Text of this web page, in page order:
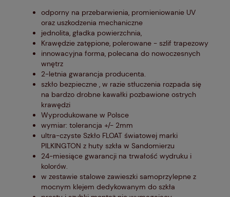
odporny na przebarwienia, promieniowanie UV
oraz uszkodzenia mechaniczne
jednolita, gładka powierzchnia,
Krawędzie zatępione, polerowane - szlif trapezowy
innowacyjna forma, polecana do nowoczesnych
wnętrz
2-letnia gwarancja producenta.
szkło bezpieczne , w razie stłuczenia rozpada się
na bardzo drobne kawałki pozbawione ostrych
krawędzi
Wyprodukowane w Polsce
wymiar: tolerancja +/- 2mm
ultra-czyste Szkło FLOAT światowej marki
PILKINGTON z huty szkła w Sandomierzu
24-miesiące gwarancji na trwałość wydruku i
kolorów.
w zestawie stalowe zawieszki samoprzylepne z
mocnym klejem dedykowanym do szkła